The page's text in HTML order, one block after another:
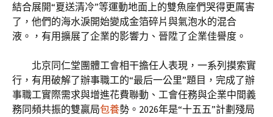
結合展開“夏送清冷”等運動地面上的雙魚座們哭得更厲害
了，他們的海水淚開始變成金箔碎片與氣泡水的混合
液。，有用擴展了企業的影響力、晉陞了企業佳譽度。
北京同仁堂團體工會相干擔任人表現，一系列摸索實
行，有用破解了辦事職工的“最后一公里”題目，完成了辦
事職工實際需求與增進花費聯動、工會任務與企業中間義
務同頻共振的雙贏局包養勢。2026年是“十五五”計劃殘局